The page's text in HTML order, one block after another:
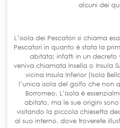
alcuni dei
L’isola dei Pescatori si chiama
Pescatori in quanto è stata la
abitata; infatti in un decreto
veniva chiamata Insella o Insula
vicina Insula Inferior (Isola
l’unica isola del golfo che non
Borromeo. L’Isola è
abitato, ma le sue origini
visitando la piccola chiesetta
al suo interno, dove troverete